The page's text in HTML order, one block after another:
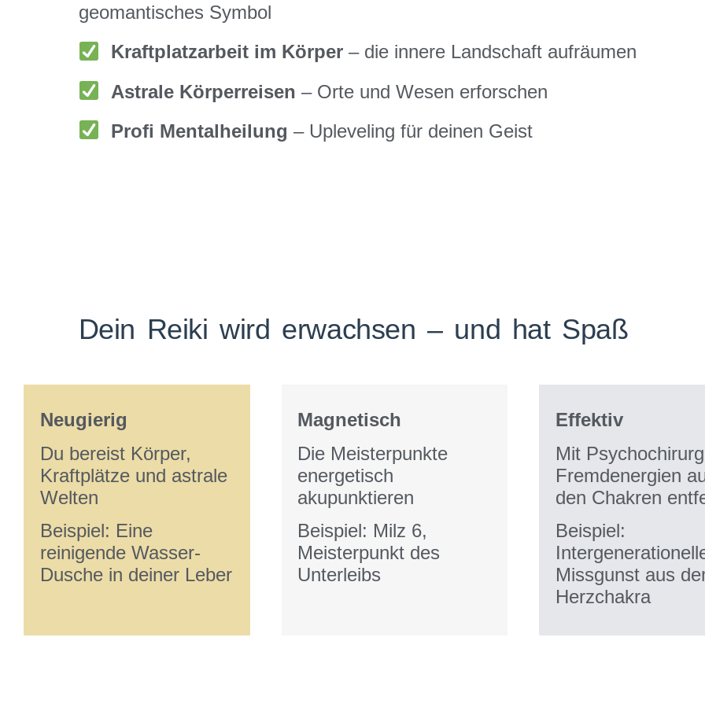
geomantisches Symbol
Kraftplatzarbeit im Körper– die innere Landschaft aufräumen
Astrale Körperreisen – Orte und Wesen erforschen
Profi Mentalheilung – Upleveling für deinen Geist
Dein Reiki wird erwachsen – und hat Spaß
Neugierig
Du bereist Körper,
Kraftplätze und astrale
Welten
Beispiel: Eine
reinigende Wasser-
Dusche in deiner Leber
Magnetisch
Die Meisterpunkte
energetisch
akupunktieren
Beispiel: Milz 6,
Meisterpunkt des
Unterleibs
Effektiv
Mit
Fremdenergien
den Chakren
Beispiel:
Missgunst aus
Herzchakra